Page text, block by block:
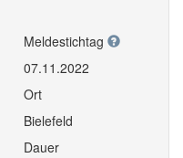
Meldestichtag
07.11.2022
Ort
Bielefeld
Dauer